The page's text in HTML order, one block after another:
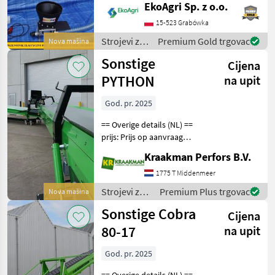
Nova mašina
trockenen Schüttgütern wie
Kunststoffgranulat. NEU! ✔️
EkoAgri Sp. z o.o.
15-523 Grabówka
Strojevi za
transport /
Sonstige
Premium Gold trgovac
Nova mašina
Sonstige
PYTHON
Cijena
na upit
God. pr. 2025
== Overige details (NL) ==
prijs: Prijs op aanvraag
transport Transportni
puževi
Kraakman Perfors B.V.
1775 T Middenmeer
Strojevi za
transport /
Sonstige
Premium Plus trgovac
Sonstige Cobra
80-17
Cijena
na upit
God. pr. 2025